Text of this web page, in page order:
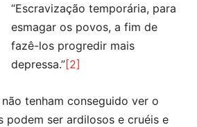
“Escravização temporária, para
esmagar os povos, a fim de
fazê-los progredir mais
depressa.”[2]
tenham conseguido ver o
podem ser ardilosos e cruéis e